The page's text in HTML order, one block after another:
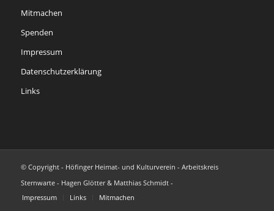
Mitmachen
Spenden
Impressum
Datenschutzerklärung
Links
© Copyright - Höfinger Heimat- und Kulturverein - Arbeitskreis
Sternwarte - Hagen Glötter & Matthias Schmidt -
Impressum
Links Mitmachen